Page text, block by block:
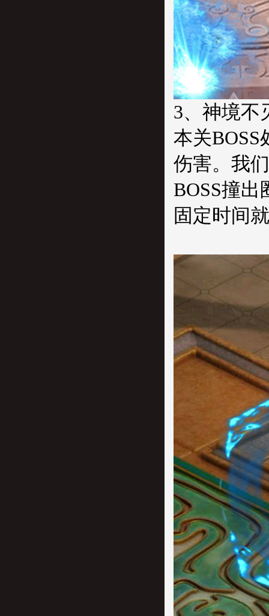
3、神境不
本关
伤害。我
BOSS撞
固定时间